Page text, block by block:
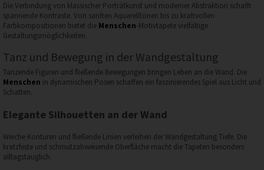
Die Verbindung von klassischer Porträtkunst und moderner Abstraktion schafft
spannende Kontraste. Von sanften Aquarelltönen bis zu kraftvollen
Farbkompositionen bietet die Menschen-Motivtapete vielfältige
Gestaltungsmöglichkeiten.
Tanz und Bewegung in der Wandgestaltung
Tanzende Figuren und fließende Bewegungen bringen Leben an die Wand. Die
Menschen in dynamischen Posen schaffen ein faszinierendes Spiel aus Licht und
Schatten.
Elegante Silhouetten an der Wand
Weiche Konturen und fließende Linien verleihen der Wandgestaltung Tiefe. Die
kratzfeste und schmutzabweisende Oberfläche macht die Tapeten besonders
alltagstauglich.